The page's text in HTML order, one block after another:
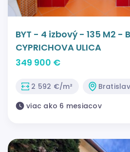
BYT - 4 izbový - 135 M2 -
CYPRICHOVA ULICA
349 900 €
2 592 €/m²
viac ako 6 mesiacov